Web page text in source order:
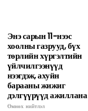
Энэ сарын 11-нээс
хоолны газрууд, бүх
төрлийн хүргэлтийн
үйлчилгээнүүд
нээгдэж, ахуйн
барааны жижиг
дэлгүүрүүд ажиллана
Өмнөх нийтлэл